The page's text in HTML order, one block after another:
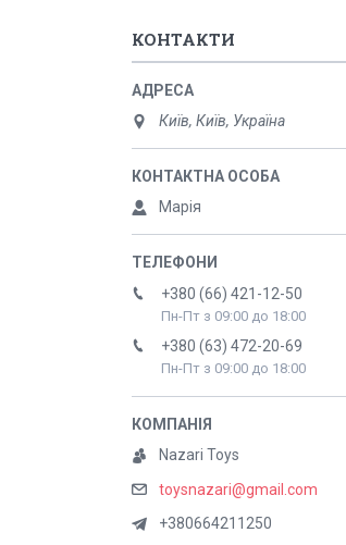
КОНТАКТИ
Київ, Київ, Україна
Марія
+380 (66) 421-12-50
Пн-Пт з 09:00 до 18:00
+380 (63) 472-20-69
Пн-Пт з 09:00 до 18:00
Nazari Toys
toysnazari@gmail.com
+380664211250